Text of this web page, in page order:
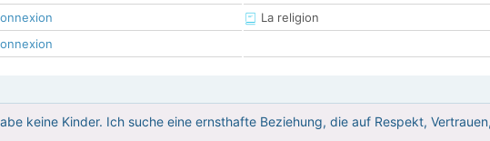
La religion
keine Kinder. Ich suche eine ernsthafte Beziehung, die auf Respekt,